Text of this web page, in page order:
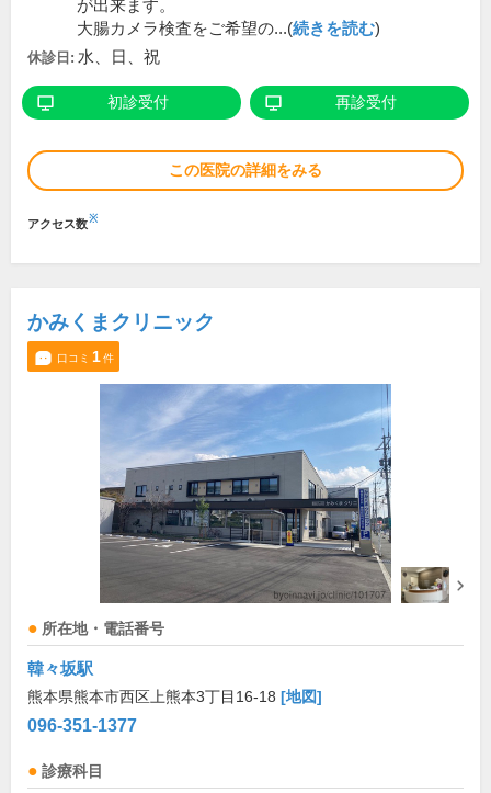
が出来ます。
大腸カメラ検査をご希望の...(続きを読む)
休診日: 水、日、祝
初診受付 再診受付
この医院の詳細をみる
アクセス数※
かみくまクリニック
口コミ 1件
所在地・電話番号
韓々坂駅
熊本県熊本市西区上熊本3丁目16-18 [地図]
096-351-1377
診療科目